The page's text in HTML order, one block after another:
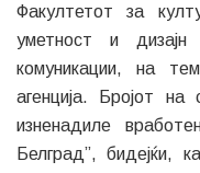
Факултетот за
уметност и
комуникации, на
агенција. Бројот
изненадиле
Белград”, бидејќи,